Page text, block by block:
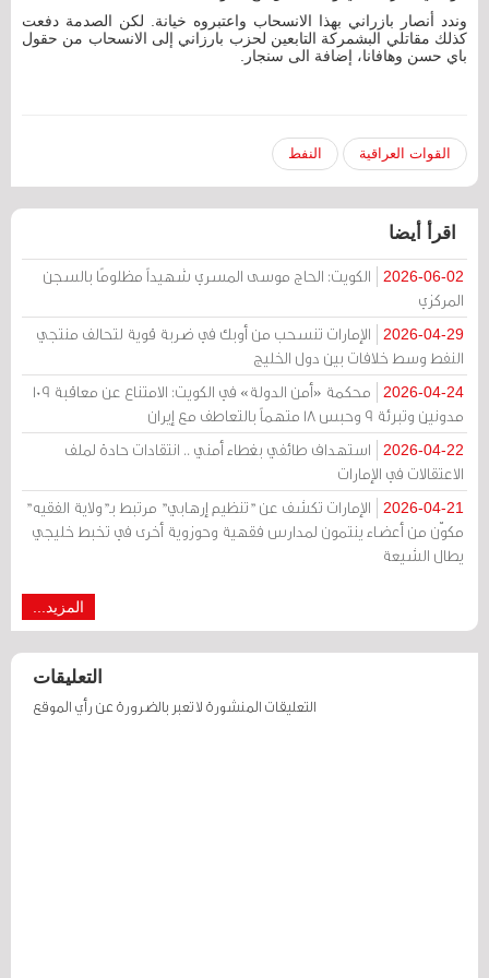
وندد أنصار بازراني بهذا الانسحاب واعتبروه خيانة. لكن الصدمة دفعت
كذلك مقاتلي البشمركة التابعين لحزب بارزاني إلى الانسحاب من حقول
باي حسن وهافانا، إضافة الى سنجار.
القوات العراقية النفط
اقرأ أيضا
2026-06-02
الكويت: الحاج موسى المسري شهيداً مظلومًا بالسجن
المركزي
2026-04-29
الإمارات تنسحب من أوبك في ضربة قوية لتحالف منتجي
النفط وسط خلافات بين دول الخليج
2026-04-24
محكمة «أمن الدولة» في الكويت: الامتناع عن معاقبة 109
مدونين وتبرئة 9 وحبس 18 متهماً بالتعاطف مع إيران
2026-04-22
استهداف طائفي بغطاء أمني .. انتقادات حادة لملف
الاعتقالات في الإمارات
2026-04-21
الإمارات تكشف عن "تنظيم إرهابي" مرتبط بـ"ولاية الفقيه"
مكوّن من أعضاء ينتمون لمدارس فقهية وحوزوية أخرى في تخبط خليجي
يطال الشيعة
المزيد...
التعليقات
التعليقات المنشورة لا تعبر بالضرورة عن رأي الموقع